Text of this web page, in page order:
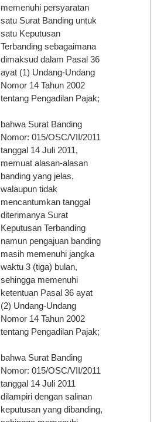
memenuhi persyaratan
satu Surat Banding untuk
satu Keputusan
Terbanding sebagaimana
dimaksud dalam Pasal 36
ayat (1) Undang-Undang
Nomor 14 Tahun 2002
tentang Pengadilan Pajak;
bahwa Surat Banding
Nomor: 015/OSC/VII/2011
tanggal 14 Juli 2011,
memuat alasan-alasan
banding yang jelas,
walaupun tidak
mencantumkan tanggal
diterimanya Surat
Keputusan Terbanding
namun pengajuan banding
masih memenuhi jangka
waktu 3 (tiga) bulan,
sehingga memenuhi
ketentuan Pasal 36 ayat
(2) Undang-Undang
Nomor 14 Tahun 2002
tentang Pengadilan Pajak;
bahwa Surat Banding
Nomor: 015/OSC/VII/2011
tanggal 14 Juli 2011
dilampiri dengan salinan
keputusan yang dibanding,